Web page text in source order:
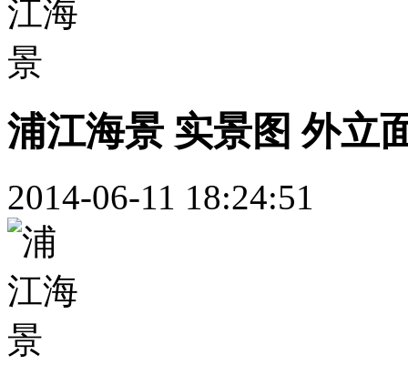
浦江海景 实景图 外立
2014-06-11 18:24:51